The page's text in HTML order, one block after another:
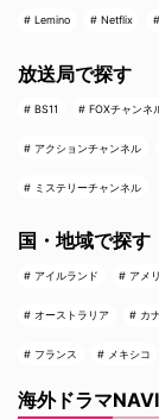
Lemino Netflix
放送局で探す
BS11 FOXチャンネ
アクションチャンネル
ミステリーチャンネル
国・地域で探す
アイルランド アメ
オーストラリア カ
フランス メキシコ
海外ドラマ